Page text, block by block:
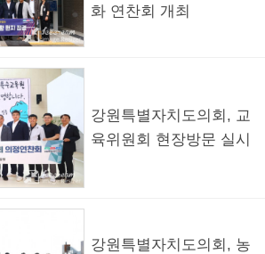
화 연찬회 개최
강원특별자치도의회, 교
육위원회 현장방문 실시
강원특별자치도의회, 농